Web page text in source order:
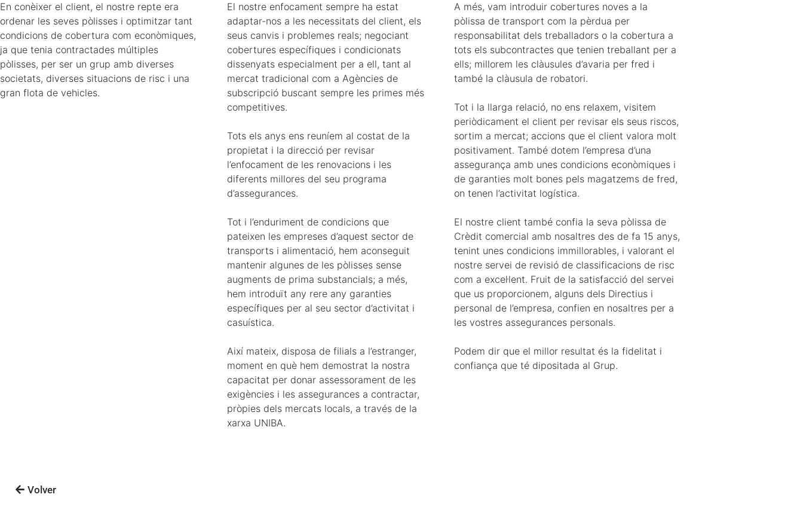
En conèixer el client, el nostre repte era
ordenar les seves pòlisses i optimitzar tant
condicions de cobertura com econòmiques,
ja que tenia contractades múltiples
pòlisses, per ser un grup amb diverses
societats, diverses situacions de risc i una
gran flota de vehicles.
El nostre enfocament sempre ha estat
adaptar-nos a les necessitats del client, els
seus canvis i problemes reals; negociant
cobertures específiques i condicionats
dissenyats especialment per a ell, tant al
mercat tradicional com a Agències de
subscripció buscant sempre les primes més
competitives.
Tots els anys ens reuníem al costat de la
propietat i la direcció per revisar
l’enfocament de les renovacions i les
diferents millores del seu programa
d’assegurances.
Tot i l’enduriment de condicions que
pateixen les empreses d’aquest sector de
transports i alimentació, hem aconseguit
mantenir algunes de les pòlisses sense
augments de prima substancials; a més,
hem introduït any rere any garanties
específiques per al seu sector d’activitat i
casuística.
Així mateix, disposa de filials a l’estranger,
moment en què hem demostrat la nostra
capacitat per donar assessorament de les
exigències i les assegurances a contractar,
pròpies dels mercats locals, a través de la
xarxa UNIBA.
A més, vam introduir cobertures noves a la
pòlissa de transport com la pèrdua per
responsabilitat dels treballadors o la cobertura a
tots els subcontractes que tenien treballant per a
ells; millorem les clàusules d’avaria per fred i
també la clàusula de robatori.
Tot i la llarga relació, no ens relaxem, visitem
periòdicament el client per revisar els seus riscos,
sortim a mercat; accions que el client valora molt
positivament. També dotem l’empresa d’una
assegurança amb unes condicions econòmiques i
de garanties molt bones pels magatzems de fred,
on tenen l’activitat logística.
El nostre client també confia la seva pòlissa de
Crèdit comercial amb nosaltres des de fa 15 anys,
tenint unes condicions immillorables, i valorant el
nostre servei de revisió de classificacions de risc
com a excel·lent. Fruit de la satisfacció del servei
que us proporcionem, alguns dels Directius i
personal de l’empresa, confien en nosaltres per a
les vostres assegurances personals.
Podem dir que el millor resultat és la fidelitat i
confiança que té dipositada al Grup.
Volver